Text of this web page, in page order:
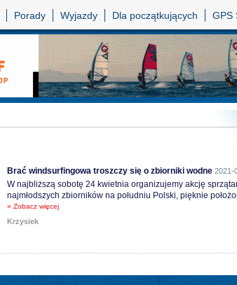
Porady Wyjazdy Dla początkujących GPS
Brać windsurfingowa troszczy się o zbiorniki wodne 2021-
W najbliższą sobotę 24 kwietnia organizujemy akcję
najmłodszych zbiorników na południu Polski, pięknie
» Zobacz więcej
Krzysiek